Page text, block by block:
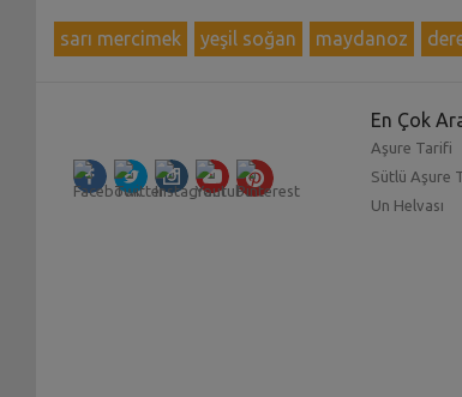
sarı mercimek yeşil soğan maydanoz
En Çok
Aşure Tarifi
Sütlü Aşure
Un Helvası